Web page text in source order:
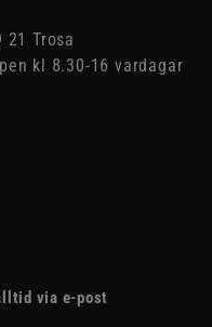
21 Trosa
kl 8.30-16 vardagar
via e-post